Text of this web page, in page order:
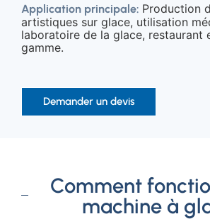
Application principale: Production
artistiques sur glace, utilisation
laboratoire de la glace, restaurant
gamme.
Demander un devis
Comment
machine à